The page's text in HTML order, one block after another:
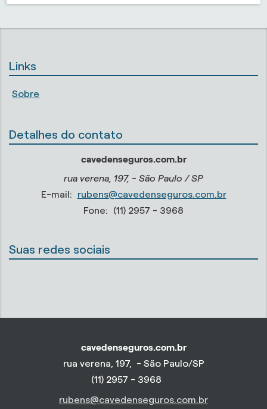
Links
Sobre
Detalhes do contato
cavedenseguros.com.br
rua verena, 197, - São Paulo / SP
E-mail:
rubens@cavedenseguros.com.br
Fone:
(11) 2957 - 3968
Suas redes sociais
cavedenseguros.com.br
rua verena, 197, - São Paulo/SP
(11) 2957 - 3968
rubens@cavedenseguros.com.br